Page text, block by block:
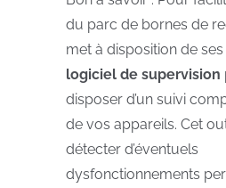
du parc de bornes de
met à disposition de
logiciel de supervision
disposer d’un suivi
de vos appareils. Cet
détecter d’éventuels
dysfonctionnements